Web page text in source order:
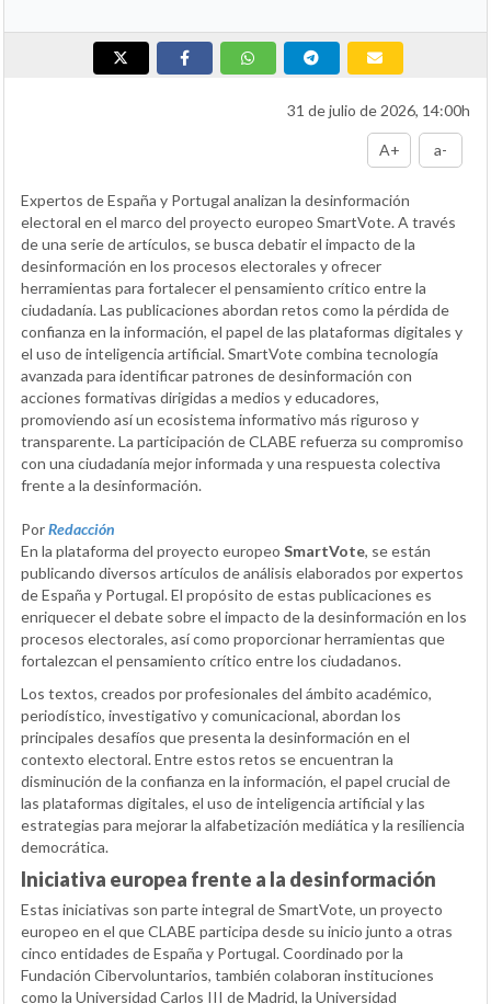
31 de julio de 2026, 14:00h
A+ a-
Expertos de España y Portugal analizan la desinformación
electoral en el marco del proyecto europeo SmartVote. A través
de una serie de artículos, se busca debatir el impacto de la
desinformación en los procesos electorales y ofrecer
herramientas para fortalecer el pensamiento crítico entre la
ciudadanía. Las publicaciones abordan retos como la pérdida de
confianza en la información, el papel de las plataformas digitales y
el uso de inteligencia artificial. SmartVote combina tecnología
avanzada para identificar patrones de desinformación con
acciones formativas dirigidas a medios y educadores,
promoviendo así un ecosistema informativo más riguroso y
transparente. La participación de CLABE refuerza su compromiso
con una ciudadanía mejor informada y una respuesta colectiva
frente a la desinformación.
PorRedacción
En la plataforma del proyecto europeo SmartVote, se están
publicando diversos artículos de análisis elaborados por expertos
de España y Portugal. El propósito de estas publicaciones es
enriquecer el debate sobre el impacto de la desinformación en los
procesos electorales, así como proporcionar herramientas que
fortalezcan el pensamiento crítico entre los ciudadanos.
Los textos, creados por profesionales del ámbito académico,
periodístico, investigativo y comunicacional, abordan los
principales desafíos que presenta la desinformación en el
contexto electoral. Entre estos retos se encuentran la
disminución de la confianza en la información, el papel crucial de
las plataformas digitales, el uso de inteligencia artificial y las
estrategias para mejorar la alfabetización mediática y la resiliencia
democrática.
Iniciativa europea frente a la desinformación
Estas iniciativas son parte integral de SmartVote, un proyecto
europeo en el que CLABE participa desde su inicio junto a otras
cinco entidades de España y Portugal. Coordinado por la
Fundación Cibervoluntarios, también colaboran instituciones
como la Universidad Carlos III de Madrid, la Universidad